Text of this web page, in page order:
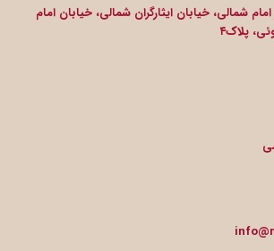
امام شمالی، خیابان ایثارگران شمالی، خیابان امام
پلاک۴